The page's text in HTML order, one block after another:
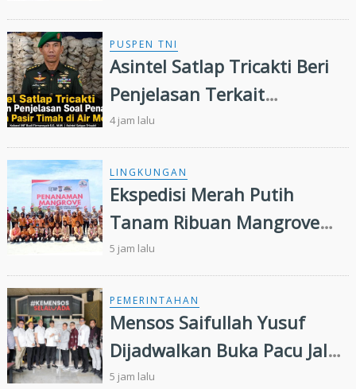
Kerja
PUSPEN TNI
Asintel Satlap Tricakti Beri
Penjelasan Terkait
Penanganan 53 Ton Pasir
Timah di Air Merbau
4 jam lalu
LINGKUNGAN
Ekspedisi Merah Putih
Tanam Ribuan Mangrove
dan Serahkan Bantuan
Nelayan di Pulau Rupat
5 jam lalu
PEMERINTAHAN
Mensos Saifullah Yusuf
Dijadwalkan Buka Pacu Jalur
2026 dan Resmikan Sekolah
5 jam lalu